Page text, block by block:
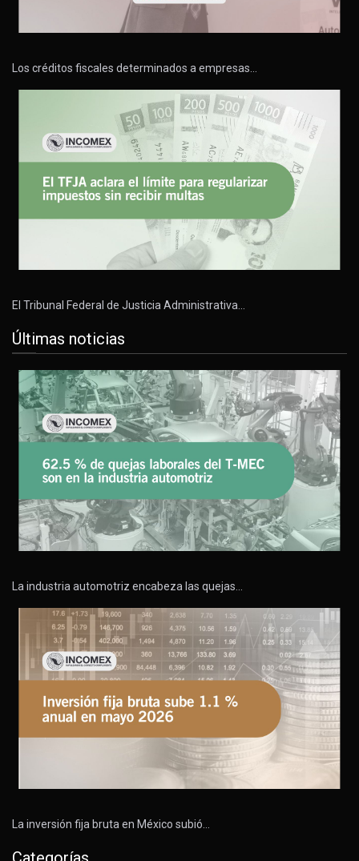
Los créditos fiscales determinados a empresas…
El Tribunal Federal de Justicia Administrativa…
Últimas noticias
La industria automotriz encabeza las quejas…
La inversión fija bruta en México subió…